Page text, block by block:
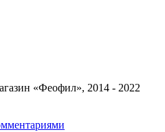
«Феофил», 2014 - 2022